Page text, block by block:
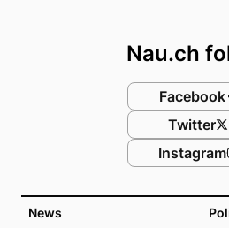
News
Nau.ch
Facebook
Twitter
Instagram